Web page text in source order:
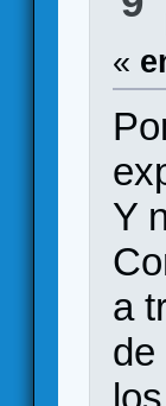
«
Y
a
de